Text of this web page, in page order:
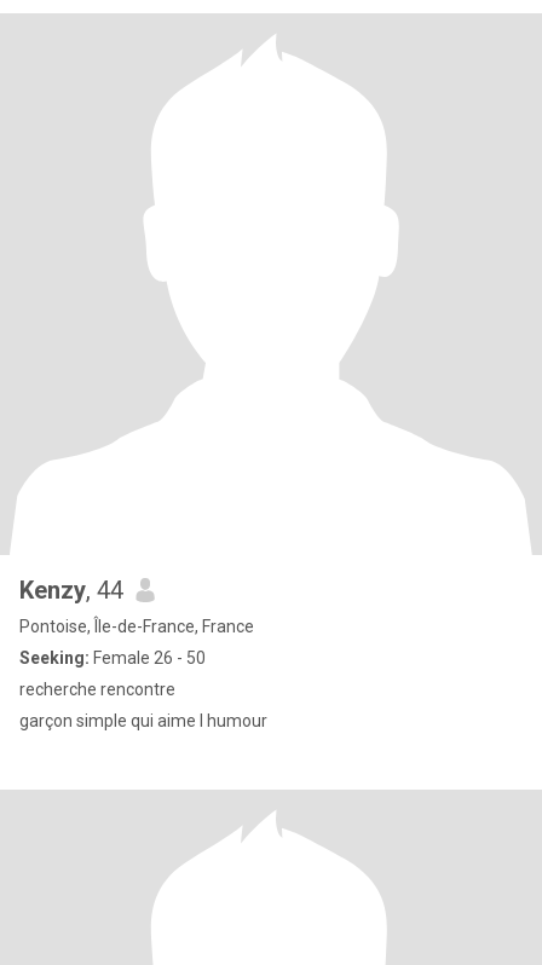
Kenzy, 44
Pontoise, Île-de-France, France
Seeking: Female 26 - 50
recherche rencontre
garçon simple qui aime l humour